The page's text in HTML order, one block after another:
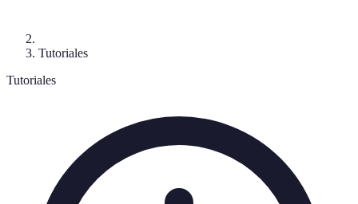
Tutoriales
Tutoriales